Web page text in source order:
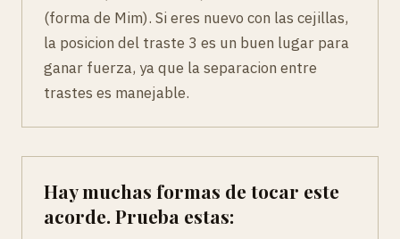
(forma de Mim). Si eres nuevo con las cejillas,
la posicion del traste 3 es un buen lugar para
ganar fuerza, ya que la separacion entre
trastes es manejable.
Hay muchas formas de tocar este
acorde. Prueba estas: